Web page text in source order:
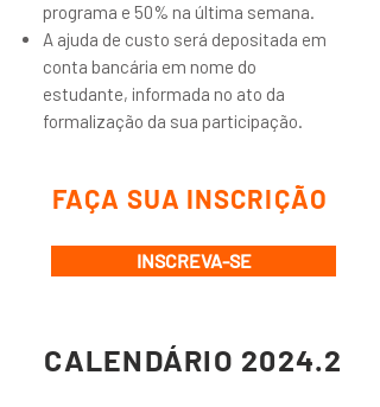
programa e 50% na última semana.
A ajuda de custo será depositada em
conta bancária em nome do
estudante, informada no ato da
formalização da sua participação.
FAÇA SUA INSCRIÇÃO
INSCREVA-SE
CALENDÁRIO 2024.2